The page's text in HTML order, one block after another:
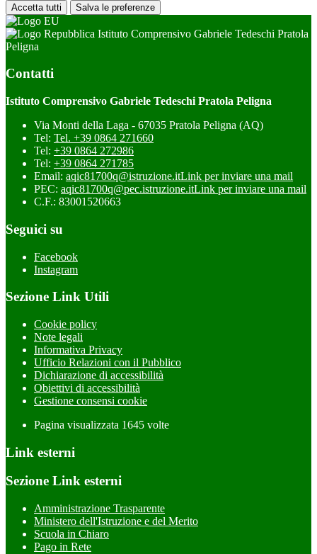
Accetta tutti Salva le preferenze
Istituto Comprensivo Gabriele Tedeschi Pratola
Peligna
Contatti
Istituto Comprensivo Gabriele Tedeschi Pratola Peligna
Via Monti della Laga - 67035 Pratola Peligna (AQ)
Tel: Tel. +39 0864 271660
Tel: +39 0864 272986
Tel: +39 0864 271785
Email: aqic81700q@istruzione.itLink per inviare una mail
PEC: aqic81700q@pec.istruzione.itLink per inviare una mail
C.F.: 83001520663
Seguici su
Facebook
Instagram
Sezione Link Utili
Cookie policy
Note legali
Informativa Privacy
Ufficio Relazioni con il Pubblico
Dichiarazione di accessibilità
Obiettivi di accessibilità
Gestione consensi cookie
Pagina visualizzata 1645 volte
Link esterni
Sezione Link esterni
Amministrazione Trasparente
Ministero dell'Istruzione e del Merito
Scuola in Chiaro
Pago in Rete